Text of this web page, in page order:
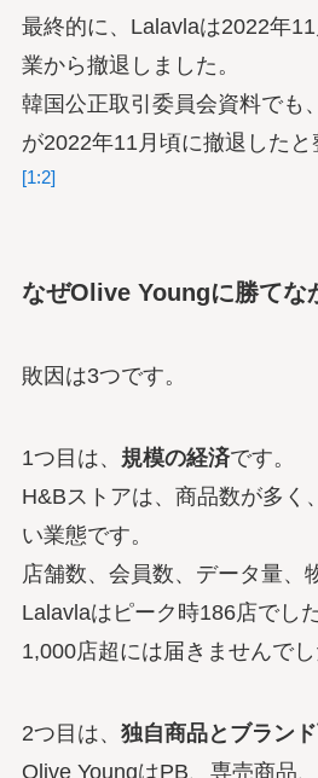
最終的に、Lalavlaは2022年
業から撤退しました。
韓国公正取引委員会資料でも
が2022年11月頃に撤退したと
[1:2]
なぜOlive Youngに勝てな
敗因は3つです。
1つ目は、 規模の経済です。
H&Bストアは、商品数が多く
い業態です。
店舗数、会員数、データ量、
Lalavlaはピーク時186店でし
1,000店超には届きませんでし
2つ目は、 独自商品とブラン
Olive YoungはPB、専売商品